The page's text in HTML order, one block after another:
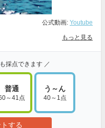
公式動画: Youtube
もっと見る
採点できます ／
普通
～41点
う～ん
40～1点
する